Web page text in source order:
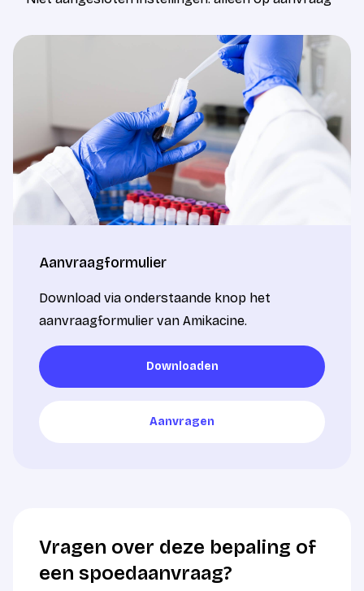
Aanvraagformulier
Download via onderstaande knop het
aanvraagformulier van Amikacine.
Downloaden
Aanvragen
Vragen over deze bepaling of
een spoedaanvraag?